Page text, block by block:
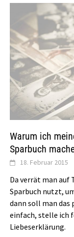
Warum ich
Sparbuch
18. Februar 2015
Da verrät man auf
Sparbuch nutzt,
dann soll man das
einfach, stelle ich
Liebeserklärung.